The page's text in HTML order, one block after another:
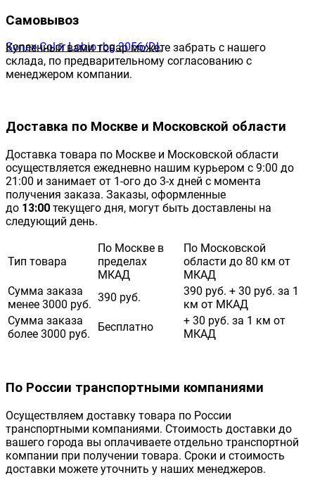
Самовывоз
Купленный вами товар можете забрать с нашего
склада, по предварительному согласованию с
менеджером компании.
Доставка по Москве и Московской области
Доставка товара по Москве и Московской области
осуществляется ежедневно нашим курьером с 9:00 до
21:00 и занимает от 1-ого до 3-х дней с момента
получения заказа. Заказы, оформленные
до 13:00 текущего дня, могут быть доставлены на
следующий день.
Тип товара
По Москве в
пределах
МКАД
По Московской
области до 80 км от
МКАД
Сумма заказа
менее 3000 руб.
390 руб.
390 руб. + 30 руб. за 1
км от МКАД
Сумма заказа
более 3000 руб.
Бесплатно
+ 30 руб. за 1 км от
МКАД
По России транспортными компаниями
Осуществляем доставку товара по России
транспортными компаниями. Стоимость доставки до
вашего города вы оплачиваете отдельно транспортной
компании при получении товара. Сроки и стоимость
доставки можете уточнить у наших менеджеров.